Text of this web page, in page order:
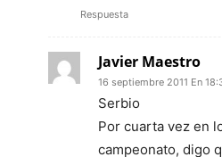
Respuesta
Javier Maestro
16 septiembre 2011 En
Serbio
Por cuarta vez en
campeonato, digo